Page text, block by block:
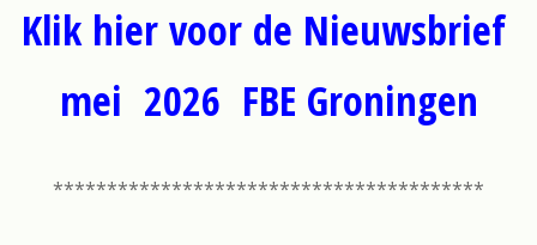
Klik hier voor de Nieuwsbrief
mei 2026 FBE Groningen
****************************************